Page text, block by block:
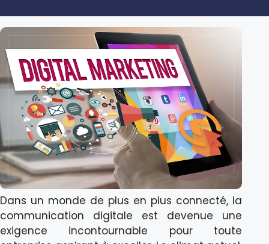
Dans un monde de plus en plus connecté, la
communication digitale est devenue une
exigence incontournable pour toute